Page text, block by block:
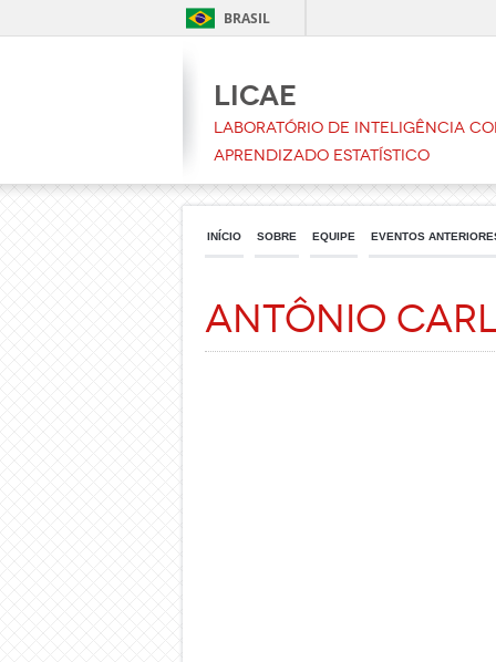
BRASIL
LICAE
Laboratório de Inteligência
Aprendizado Estatístico
INÍCIO SOBRE EQUIPE EVENTOS
Antônio